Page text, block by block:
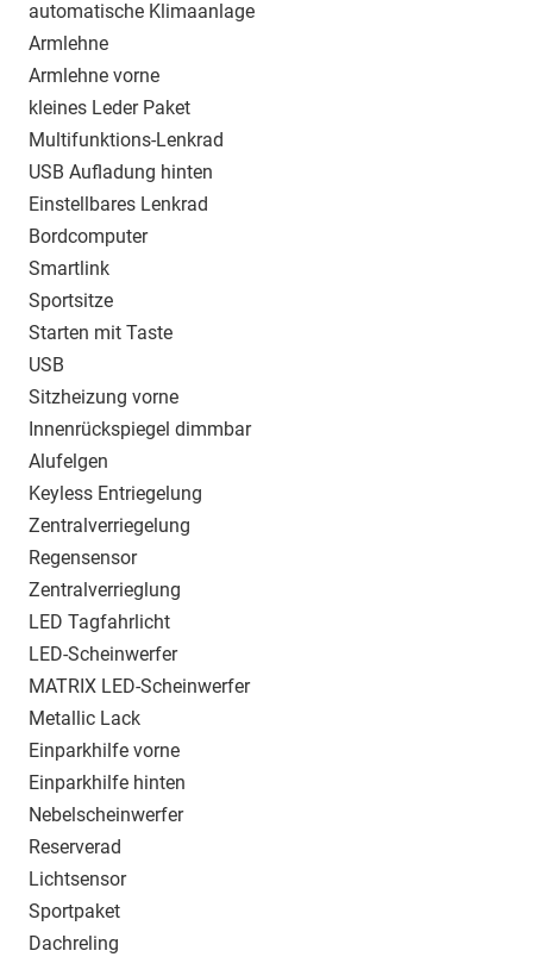
automatische Klimaanlage
Armlehne
Armlehne vorne
kleines Leder Paket
Multifunktions-Lenkrad
USB Aufladung hinten
Einstellbares Lenkrad
Bordcomputer
Smartlink
Sportsitze
Starten mit Taste
USB
Sitzheizung vorne
Innenrückspiegel dimmbar
Alufelgen
Keyless Entriegelung
Zentralverriegelung
Regensensor
Zentralverrieglung
LED Tagfahrlicht
LED-Scheinwerfer
MATRIX LED-Scheinwerfer
Metallic Lack
Einparkhilfe vorne
Einparkhilfe hinten
Nebelscheinwerfer
Reserverad
Lichtsensor
Sportpaket
Dachreling